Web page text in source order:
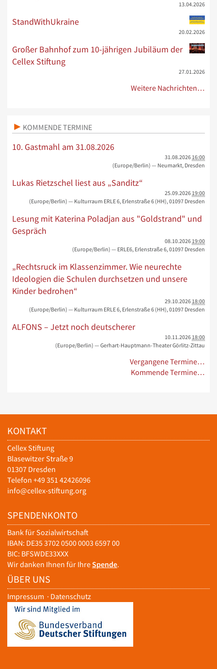
13.04.2026
StandWithUkraine
20.02.2026
Großer Bahnhof zum 10-jährigen Jubiläum der
Cellex Stiftung
27.01.2026
Weitere Nachrichten…
KOMMENDE TERMINE
10. Gastmahl am 31.08.2026
31.08.2026 16:00
(Europe/Berlin) — Neumarkt, Dresden
Lukas Rietzschel liest aus „Sanditz“
25.09.2026 19:00
(Europe/Berlin) — Kulturraum ERLE 6, Erlenstraße 6 (HH), 01097 Dresden
Lesung mit Katerina Poladjan aus "Goldstrand" und
Gespräch
08.10.2026 19:00
(Europe/Berlin) — ERLE6, Erlenstraße 6, 01097 Dresden
„Rechtsruck im Klassenzimmer. Wie neurechte
Ideologien die Schulen durchsetzen und unsere
Kinder bedrohen“
29.10.2026 18:00
(Europe/Berlin) — Kulturraum ERLE 6, Erlenstraße 6 (HH), 01097 Dresden
ALFONS – Jetzt noch deutscherer
10.11.2026 18:00
(Europe/Berlin) — Gerhart-Hauptmann-Theater Görlitz-Zittau
Vergangene Termine…
Kommende Termine…
KONTAKT
Cellex Stiftung
Blasewitzer Straße 9
01307 Dresden
Telefon +49 351 42426096
info@cellex-stiftung.org
SPENDENKONTO
Bank für Sozialwirtschaft
IBAN: DE35 3702 0500 0003 6597 00
BIC: BFSWDE33XXX
Wir danken Ihnen für IhreSpende.
ÜBER UNS
Impressum · Datenschutz